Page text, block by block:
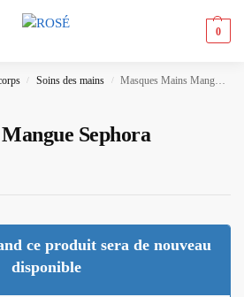
0
/ Soins des mains / Masques Mains Mangue Sephora
Sephora
ce produit sera de nouveau
disponible